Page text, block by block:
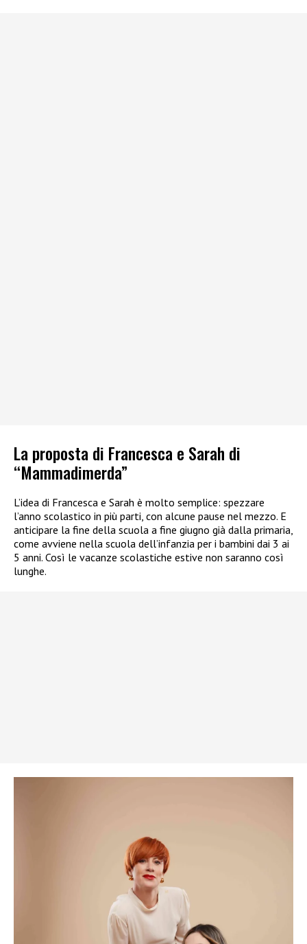
La proposta di Francesca e Sarah di
“Mammadimerda”
L’idea di Francesca e Sarah è molto semplice: spezzare
l’anno scolastico in più parti, con alcune pause nel mezzo. E
anticipare la fine della scuola a fine giugno già dalla primaria,
come avviene nella scuola dell’infanzia per i bambini dai 3 ai
5 anni. Così le vacanze scolastiche estive non saranno così
lunghe.